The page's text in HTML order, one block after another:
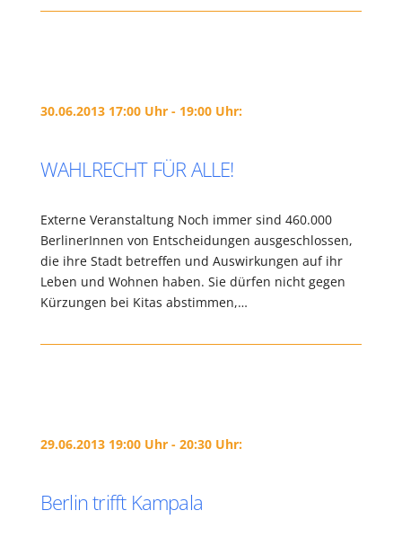
30.06.2013 17:00 Uhr - 19:00 Uhr:
WAHLRECHT FÜR ALLE!
Externe Veranstaltung Noch immer sind 460.000
BerlinerInnen von Entscheidungen ausgeschlossen,
die ihre Stadt betreffen und Auswirkungen auf ihr
Leben und Wohnen haben. Sie dürfen nicht gegen
Kürzungen bei Kitas abstimmen,…
29.06.2013 19:00 Uhr - 20:30 Uhr:
Berlin trifft Kampala